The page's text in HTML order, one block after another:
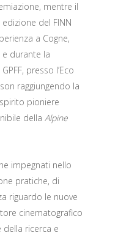
mentre il
del FINN
a Cogne,
durante la
presso l’Eco
raggiungendo la
pioniere
della Alpine
impegnati nello
pratiche, di
riguardo le nuove
cinematografico
ricerca e